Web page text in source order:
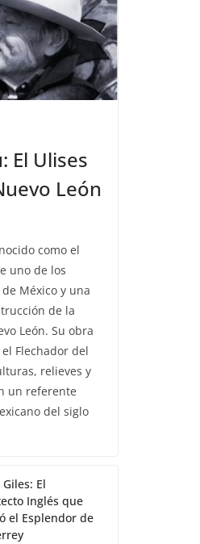
El Ulises
León
como el
uno de los
México y una
de la
León. Su obra
Flechador del
relieves y
un referente
del siglo
El
Inglés que
el Esplendor de